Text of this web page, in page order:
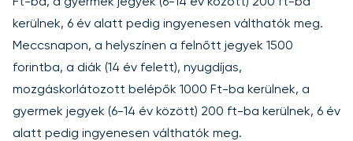
kerülnek, 6 év alatt pedig ingyenesen válthatók meg.
Meccsnapon, a helyszínen a felnőtt jegyek 1500
forintba, a diák (14 év felett), nyugdíjas,
mozgáskorlátozott belépők 1000 Ft-ba kerülnek, a
gyermek jegyek (6-14 év között) 200 ft-ba kerülnek, 6 év
alatt pedig ingyenesen válthatók meg.